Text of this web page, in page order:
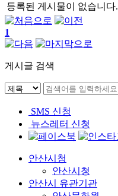
등록된 게시물이 없습니다.
1
게시글 검색
SMS 신청
뉴스레터 신청
안산시청
안산시청
안산시 유관기관